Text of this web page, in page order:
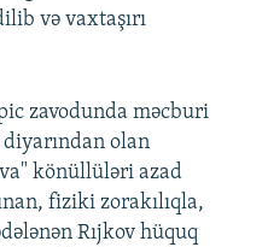
və vaxtaşırı
zavodunda məcburi
olan
könüllüləri azad
fiziki zorakılıqla,
Rıjkov hüquq